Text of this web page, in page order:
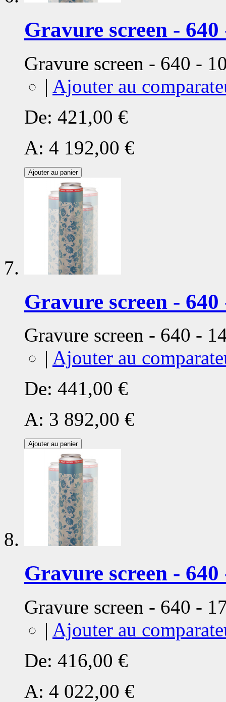
Gravure screen - 640
Gravure screen - 640 -
| Ajouter au
De: 421,00 €
A: 4 192,00 €
Ajouter au panier
Gravure screen - 640
Gravure screen - 640 -
| Ajouter au
De: 441,00 €
A: 3 892,00 €
Ajouter au panier
Gravure screen - 640
Gravure screen - 640 -
| Ajouter au
De: 416,00 €
A: 4 022,00 €